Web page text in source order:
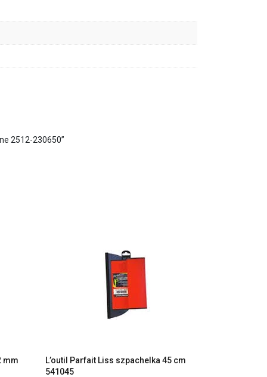
2512-230650”
mm
L’outil Parfait Liss szpachelka 45 cm
541045